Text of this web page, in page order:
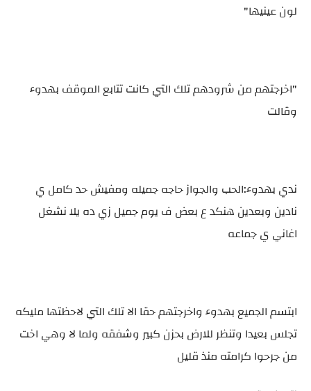
لون عينيها"
"اخرجتهم من شرودهم تلك التي كانت تتابع الموقف بهدوء
وقالت
ندي بهدوء:الحب والجواز حاجه جميله ومفيش حد كامل ي
نادين وبعدين هنكد ع بعض ف يوم جميل زي ده يلا نشغل
اغاني ي جماعه
ابتسم الجميع بهدوء واخرجتهم حقا الا تلك التي لاحظتها مليكه
تجلس بعيدا وتنظر للارض بحزن كبير وشفقه ولما لا وهي اخت
من جرحوا كرامته منذ قليل